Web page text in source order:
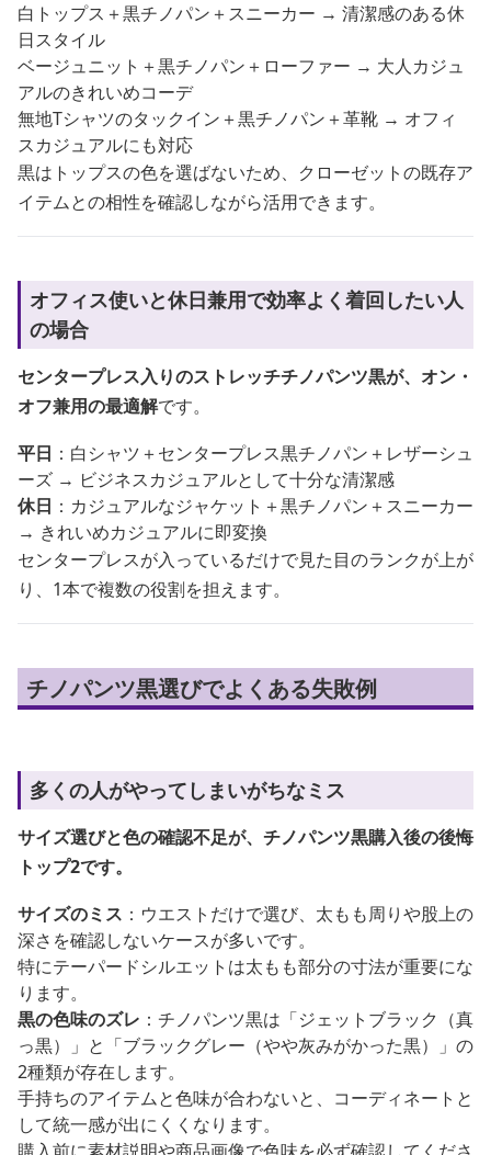
白トップス＋黒チノパン＋スニーカー → 清潔感のある休
日スタイル
ベージュニット＋黒チノパン＋ローファー → 大人カジュ
アルのきれいめコーデ
無地Tシャツのタックイン＋黒チノパン＋革靴 → オフィ
スカジュアルにも対応
黒はトップスの色を選ばないため、クローゼットの既存ア
イテムとの相性を確認しながら活用できます。
オフィス使いと休日兼用で効率よく着回したい人
の場合
センタープレス入りのストレッチチノパンツ黒が、オン・
オフ兼用の最適解です。
平日 ：白シャツ＋センタープレス黒チノパン＋レザーシュ
ーズ → ビジネスカジュアルとして十分な清潔感
休日 ：カジュアルなジャケット＋黒チノパン＋スニーカー
→ きれいめカジュアルに即変換
センタープレスが入っているだけで見た目のランクが上が
り、1本で複数の役割を担えます。
チノパンツ黒選びでよくある失敗例
多くの人がやってしまいがちなミス
サイズ選びと色の確認不足が、チノパンツ黒購入後の後悔
トップ2です。
サイズのミス ：ウエストだけで選び、太もも周りや股上の
深さを確認しないケースが多いです。
特にテーパードシルエットは太もも部分の寸法が重要にな
ります。
黒の色味のズレ ：チノパンツ黒は「ジェットブラック（真
っ黒）」と「ブラックグレー（やや灰みがかった黒）」の
2種類が存在します。
手持ちのアイテムと色味が合わないと、コーディネートと
して統一感が出にくくなります。